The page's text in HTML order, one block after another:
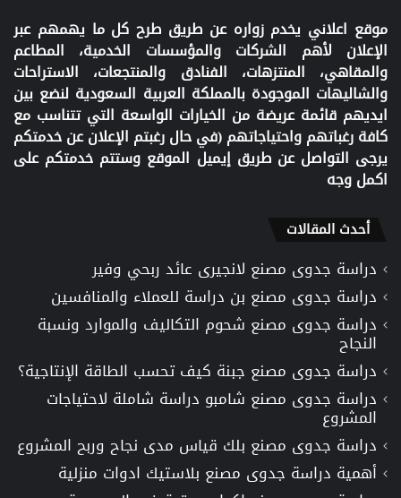
موقع اعلاني يخدم زواره عن طريق طرح كل ما يهمهم عبر
الإعلان لأهم الشركات والمؤسسات الخدمية، المطاعم
والمقاهي، المنتزهات، الفنادق والمنتجعات، الاستراحات
والشاليهات الموجودة بالمملكة العربية السعودية لنضع بين
ايديهم قائمة عريضة من الخيارات الواسعة التي تتناسب مع
كافة رغباتهم واحتياجاتهم (في حال رغبتم الإعلان عن خدمتكم
يرجى التواصل عن طريق إيميل الموقع وستتم خدمتكم على
اكمل وجه
أحدث المقالات
دراسة جدوى مصنع لانجيرى عائد ربحي وفير
دراسة جدوى مصنع بن دراسة للعملاء والمنافسين
دراسة جدوى مصنع شحوم التكاليف والموارد ونسبة
النجاح
دراسة جدوى مصنع جبنة كيف تحسب الطاقة الإنتاجية؟
دراسة جدوى مصنع شامبو دراسة شاملة لاحتياجات
المشروع
دراسة جدوى مصنع بلك قياس مدى نجاح وربح المشروع
أهمية دراسة جدوى مصنع بلاستيك ادوات منزلية